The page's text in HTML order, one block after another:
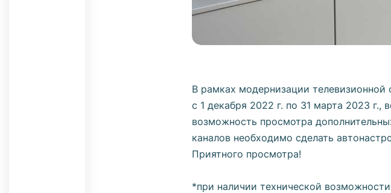
В рамках модернизации телевизионной
с 1 декабря 2022 г. по 31 марта 2023
возможность просмотра
каналов необходимо сделать
Приятного просмотра!
*при наличии технической возможности